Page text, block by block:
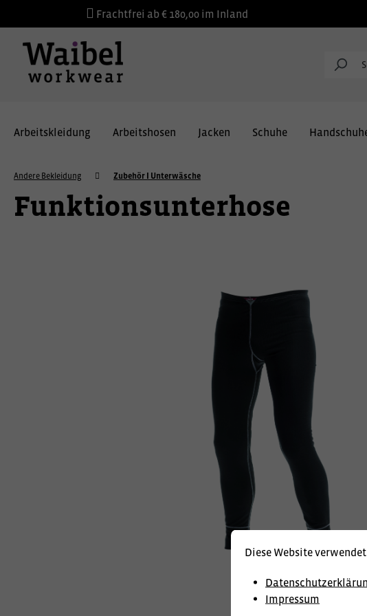
Frachtfrei ab € 180,00 im Inland
Arbeitskleidung Arbeitshosen Jacken Schuhe
Andere Bekleidung Zubehör I Unterwäsche
Funktionsunterhose
Diese Website
Impressum